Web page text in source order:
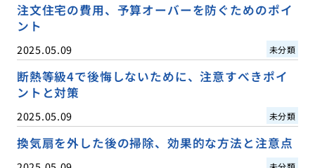
注文住宅の費用、予算オーバーを防ぐためのポイ
ント
2025.05.09 未分類
断熱等級4で後悔しないために、注意すべきポイ
ントと対策
2025.05.09 未分類
換気扇を外した後の掃除、効果的な方法と注意点